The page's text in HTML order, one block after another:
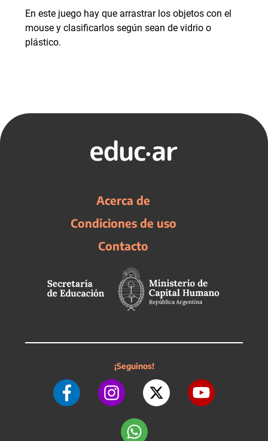
En este juego hay que arrastrar los objetos con el
mouse y clasificarlos según sean de vidrio o
plástico.
Acerca de
Condiciones de uso
Contacto
¡Seguinos!